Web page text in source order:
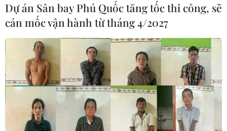
“Young hit Young beat” Vol.4 ra mắt nhân
dịp lễ Noel và năm mới
22/12/2015 03:44
Được sản xuất bởi “Young hit Young beat Academy of
Art," album âm nhạc thứ 4 mang tên “Wish you a Merry
Dự án Sân bay Phú Quốc tăng tốc thi công, sẽ
cán mốc vận hành từ tháng 4/2027